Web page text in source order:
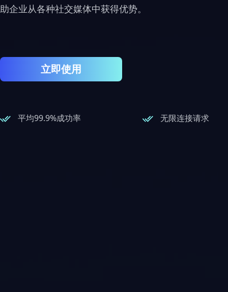
助企业从各种社交媒体中获得优势。
立即使用
平均99.9%成功率 无限连接请求